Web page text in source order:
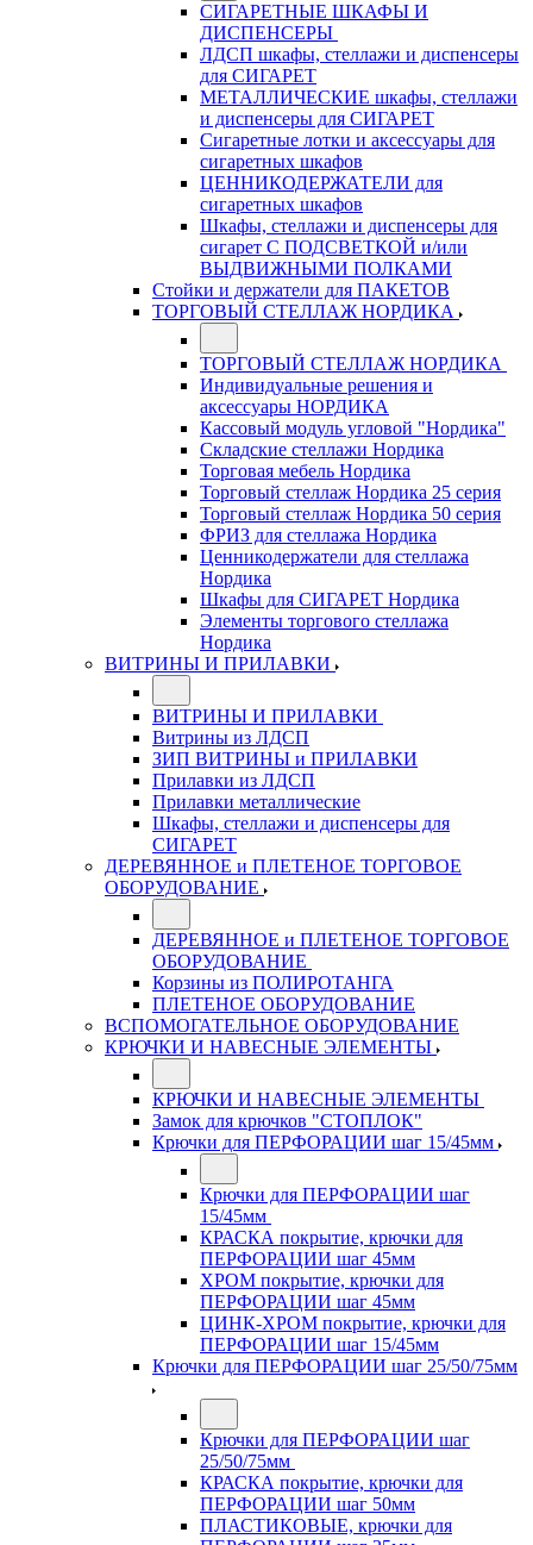
СИГАРЕТНЫЕ ШКАФЫ И
ДИСПЕНСЕРЫ
ЛДСП шкафы, стеллажи и диспенсеры
для СИГАРЕТ
МЕТАЛЛИЧЕСКИЕ шкафы, стеллажи
и диспенсеры для СИГАРЕТ
Сигаретные лотки и аксессуары для
сигаретных шкафов
ЦЕННИКОДЕРЖАТЕЛИ для
сигаретных шкафов
Шкафы, стеллажи и диспенсеры для
сигарет С ПОДСВЕТКОЙ и/или
ВЫДВИЖНЫМИ ПОЛКАМИ
Стойки и держатели для ПАКЕТОВ
ТОРГОВЫЙ СТЕЛЛАЖ НОРДИКА
ТОРГОВЫЙ СТЕЛЛАЖ НОРДИКА
Индивидуальные решения и
аксессуары НОРДИКА
Кассовый модуль угловой "Нордика"
Складские стеллажи Нордика
Торговая мебель Нордика
Торговый стеллаж Нордика 25 серия
Торговый стеллаж Нордика 50 серия
ФРИЗ для стеллажа Нордика
Ценникодержатели для стеллажа
Нордика
Шкафы для СИГАРЕТ Нордика
Элементы торгового стеллажа
Нордика
ВИТРИНЫ И ПРИЛАВКИ
ВИТРИНЫ И ПРИЛАВКИ
Витрины из ЛДСП
ЗИП ВИТРИНЫ и ПРИЛАВКИ
Прилавки из ЛДСП
Прилавки металлические
Шкафы, стеллажи и диспенсеры для
СИГАРЕТ
ДЕРЕВЯННОЕ и ПЛЕТЕНОЕ ТОРГОВОЕ
ОБОРУДОВАНИЕ
ДЕРЕВЯННОЕ и ПЛЕТЕНОЕ ТОРГОВОЕ
ОБОРУДОВАНИЕ
Корзины из ПОЛИРОТАНГА
ПЛЕТЕНОЕ ОБОРУДОВАНИЕ
ВСПОМОГАТЕЛЬНОЕ ОБОРУДОВАНИЕ
КРЮЧКИ И НАВЕСНЫЕ ЭЛЕМЕНТЫ
КРЮЧКИ И НАВЕСНЫЕ ЭЛЕМЕНТЫ
Замок для крючков "СТОПЛОК"
Крючки для ПЕРФОРАЦИИ шаг 15/45мм
Крючки для ПЕРФОРАЦИИ шаг
15/45мм
КРАСКА покрытие, крючки для
ПЕРФОРАЦИИ шаг 45мм
ХРОМ покрытие, крючки для
ПЕРФОРАЦИИ шаг 45мм
ЦИНК-ХРОМ покрытие, крючки для
ПЕРФОРАЦИИ шаг 15/45мм
Крючки для ПЕРФОРАЦИИ шаг 25/50/75мм
Крючки для ПЕРФОРАЦИИ шаг
25/50/75мм
КРАСКА покрытие, крючки для
ПЕРФОРАЦИИ шаг 50мм
ПЛАСТИКОВЫЕ, крючки для